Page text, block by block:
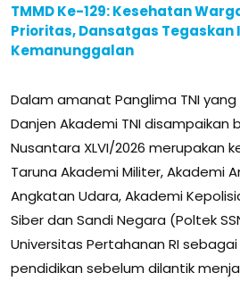
TMMD Ke-129: Kesehatan
Prioritas, Dansatgas Tegaskan
Kemanunggalan
Dalam amanat Panglima TNI
Danjen Akademi TNI disampaikan
Nusantara XLVI/2026 merupakan
Taruna Akademi Militer, Akademi
Angkatan Udara, Akademi
Siber dan Sandi Negara (Poltek
Universitas Pertahanan RI
pendidikan sebelum dilantik